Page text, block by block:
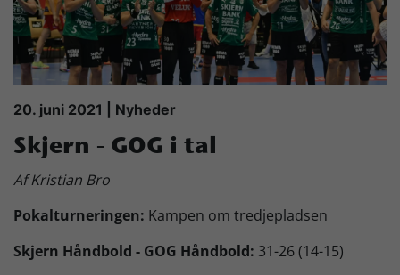
Billetsalg / sæsonkort
Presse
Samarbejdsklubber
Skjern Bank Grand Prix
Nyhedsbrev
20. juni 2021 | Nyheder
Skjern - GOG i tal
Af Kristian Bro
Pokalturneringen: Kampen om tredjepladsen
Skjern Håndbold - GOG Håndbold: 31-26 (14-15)